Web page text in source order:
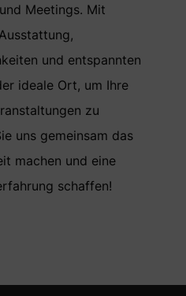
Meetings. Mit
und entspannten
ideale Ort, um Ihre
zu
uns gemeinsam das
machen und eine
schaffen!